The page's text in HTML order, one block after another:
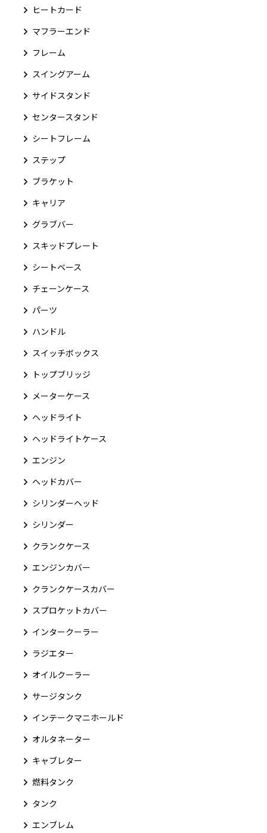
ヒートカード
マフラーエンド
フレーム
スイングアーム
サイドスタンド
センタースタンド
シートフレーム
ステップ
ブラケット
キャリア
グラブバー
スキッドプレート
シートベース
チェーンケース
パーツ
ハンドル
スイッチボックス
トップブリッジ
メーターケース
ヘッドライト
ヘッドライトケース
エンジン
ヘッドカバー
シリンダーヘッド
シリンダー
クランクケース
エンジンカバー
クランクケースカバー
スプロケットカバー
インタークーラー
ラジエター
オイルクーラー
サージタンク
インテークマニホールド
オルタネーター
キャブレター
燃料タンク
タンク
エンブレム